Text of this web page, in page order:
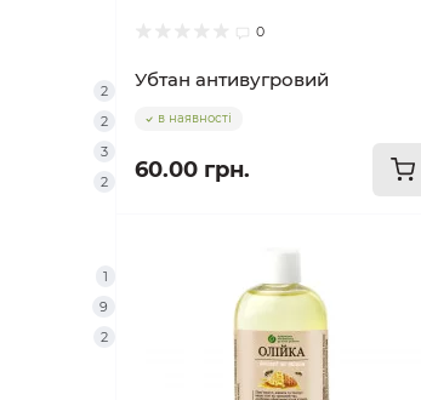
2
2
3
2
1
9
2
0
Убтан антивугровий
в наявності
60.00 грн.